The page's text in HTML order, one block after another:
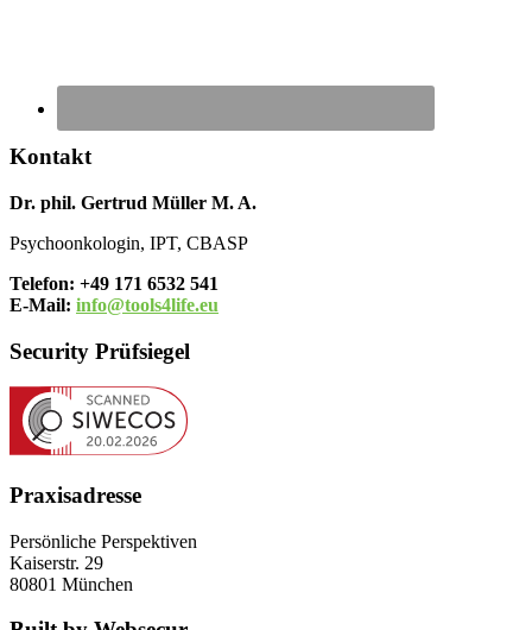
Kontakt
Dr. phil. Gertrud Müller M. A.
Psychoonkologin, IPT, CBASP
Telefon: +49 171 6532 541
E-Mail: info@tools4life.eu
Security Prüfsiegel
Praxisadresse
Persönliche Perspektiven
Kaiserstr. 29
80801 München